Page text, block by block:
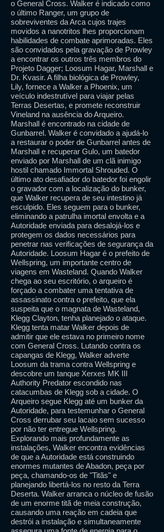
o General Cross. Walker é indicado como
o último Ranger, um grupo de
sobreviventes da Arca cujos trajes
movidos a nanotritos lhes proporcionam
habilidades de combate aprimoradas. Eles
são convidados pela gravação de Prowley
a encontrar os outros três membros do
Projeto Dagger; Loosum Hagar, Marshall e
Dr. Kvasir. A filha biológica de Prowley,
Lily, fornece a Walker a Phoenix, um
veículo indestrutível para viajar pelas
Terras Desertas, e promete reconstruir
Vineland na ausência do Arqueiro.
Marshall é encontrado na cidade de
Gunbarrel. Walker é convidado a ajudá-lo
a restaurar o poder de Gunbarrel antes de
Marshall e recuperar Gulo, um batedor
enviado por Marshall de um clã inimigo
hostil chamado Immortal Shrouded. O
último ato desafiador do batedor foi engolir
o gravador com a localização do bunker,
que Walker recupera de seu intestino já
esculpido. Eles seguem para o bunker,
eliminando a patrulha imortal envolta e a
Autoridade enviada para desalojá-los e
protegem os dados necessários para
penetrar nas verificações de segurança da
Autoridade. Loosum Hagar é o prefeito de
Wellspring, um importante centro de
viagens em Wasteland. Quando Walker
chega ao seu escritório, o arqueiro é
forçado a combater uma tentativa de
assassinato contra o prefeito, que ela
suspeita que o magnata de Wasteland,
Klegg Clayton, tenha planejado o ataque.
Klegg tenta matar Walker depois de
admitir que ele estava no primeiro nome
com General Cross. Lutando contra os
capangas de Klegg, Walker adverte
Loosum da trama contra Wellspring e
descobre um tanque Xerxes MK III
Authority Predator escondido nas
catacumbas de Klegg sob a cidade. O
Arqueiro segue Klegg até um bunker da
Autoridade, para testemunhar o General
Cross derrubar seu lacaio sem sucesso
por não ter entregue Wellspring.
Explorando mais profundamente as
instalações, Walker encontra evidências
de que a Autoridade está construindo
enormes mutantes de Abadon, peça por
peça, chamando-os de "Titãs" e
planejando libertá-los no resto da Terra
Deserta. Walker arranca o núcleo de fusão
de um enorme titã de meia construção,
causando uma reação em cadeia que
destrói a instalação e simultaneamente